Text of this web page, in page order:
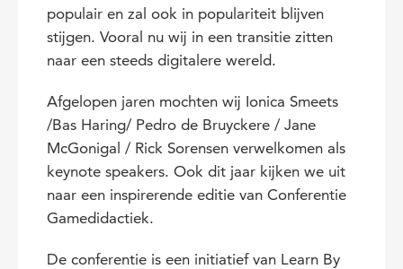
populair en zal ook in populariteit blijven
stijgen. Vooral nu wij in een transitie zitten
naar een steeds digitalere wereld.
Afgelopen jaren mochten wij Ionica Smeets
/Bas Haring/ Pedro de Bruyckere / Jane
McGonigal / Rick Sorensen verwelkomen als
keynote speakers. Ook dit jaar kijken we uit
naar een inspirerende editie van Conferentie
Gamedidactiek.
De conferentie is een initiatief van Learn By